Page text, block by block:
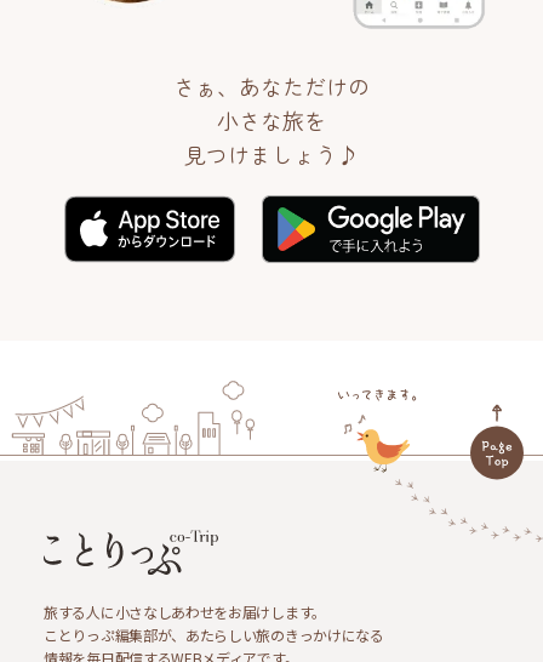
さぁ、あなただけの
小さな旅を
見つけましょう♪
旅する人に小さなしあわせをお届けします。
ことりっぷ編集部が、あたらしい旅のきっかけになる